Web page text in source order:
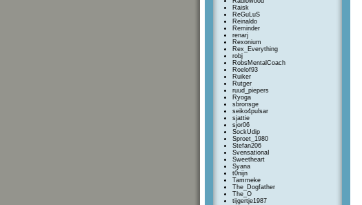
Raisk
ReGuLuS
Reinaldo
Reminder
renarj
Rexonium
Rex_Everything
robj
RobsMentalCoach
Roelof93
Ruiker
Rutger
ruud_piepers
Ryoga
sbronsge
seiko4pulsar
sjattie
sjor06
SockUdip
Sproet_1980
Stefan206
SvensationaI
Sweetheart
Syana
t0nijn
Tammeke
The_Dogfather
The_O
tijgertje1987